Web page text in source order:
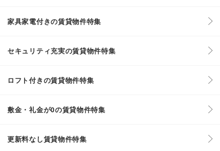
家具家電付きの賃貸物件特集
セキュリティ充実の賃貸物件特集
ロフト付きの賃貸物件特集
敷金・礼金が0の賃貸物件特集
更新料なし賃貸物件特集